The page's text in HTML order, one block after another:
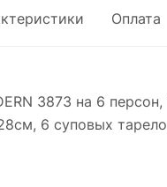
Оплата
3873 на 6
6 суповых